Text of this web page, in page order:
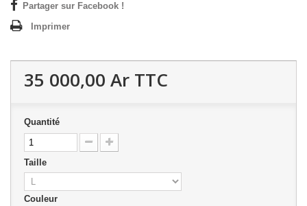
Partager sur Facebook !
Imprimer
35 000,00 Ar TTC
Quantité
Taille
Couleur